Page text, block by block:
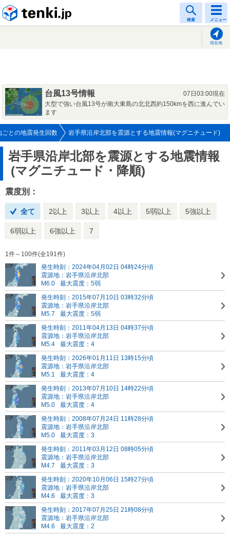
検索 メニュー
現在地
台風13号情報
07日03:00現在
大型で強い台風13号が南大東島の北北西約150kmを西に進んでい
ます
ごとの地震発生回数 岩手県沿岸北部を震源とする地震情報(マグニチュード)
岩手県沿岸北部を震源とする地震情報
(マグニチュード・降順)
震度別：
全て 2以上 3以上 4以上 5弱以上 5強以上
6弱以上 6強以上 7
1件～100件(全191件)
発生時刻：2024年04月02日 04時24分頃
震源地：岩手県沿岸北部
M6.0
最大震度：5弱
発生時刻：2015年07月10日 03時32分頃
震源地：岩手県沿岸北部
M5.7
最大震度：5弱
発生時刻：2011年04月13日 04時37分頃
震源地：岩手県沿岸北部
M5.4
最大震度：4
発生時刻：2026年01月11日 13時15分頃
震源地：岩手県沿岸北部
M5.1
最大震度：4
発生時刻：2013年07月10日 14時22分頃
震源地：岩手県沿岸北部
M5.0
最大震度：4
発生時刻：2008年07月24日 11時28分頃
震源地：岩手県沿岸北部
M5.0
最大震度：3
発生時刻：2011年03月12日 08時05分頃
震源地：岩手県沿岸北部
M4.7
最大震度：3
発生時刻：2020年10月06日 15時27分頃
震源地：岩手県沿岸北部
M4.6
最大震度：3
発生時刻：2017年07月25日 21時08分頃
震源地：岩手県沿岸北部
M4.6
最大震度：2